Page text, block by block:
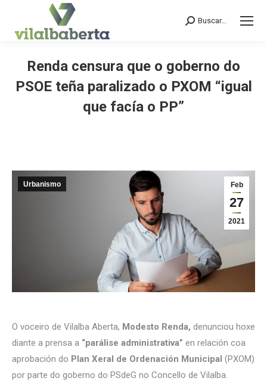
Search:
Buscar...
Renda censura que o goberno do
PSOE teña paralizado o PXOM “igual
que facía o PP”
Feb
27
2021
Urbanismo
O voceiro de Vilalba Aberta, Modesto Renda, denunciou hoxe
diante a prensa a “parálise administrativa” en relación coa
aprobación do Plan Xeral de Ordenación Municipal (PXOM)
por parte do goberno do PSdeG no Concello de Vilalba.